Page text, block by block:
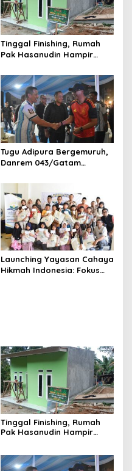
Tinggal Finishing, Rumah
Pak Hasanudin Hampir
TMMD (TNI Manunggal
Membangun Desa)
Tugu Adipura Bergemuruh,
Danrem 043/Gatam
Lampung dan Masyarakat
Nobar Final Piala Dunia
2026
Launching Yayasan Cahaya
Hikmah Indonesia: Fokus
Tinggal Finishing, Rumah
Pak Hasanudin Hampir
Membangun Desa)